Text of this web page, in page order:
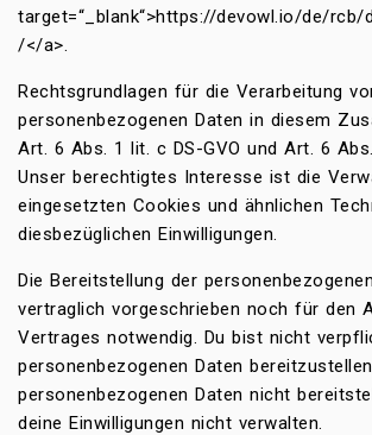
target=“_blank“>https://devowl.io/de/rcb/
/</a>.
Rechtsgrundlagen für die Verarbeitung
personenbezogenen Daten in diesem
Art. 6 Abs. 1 lit. c DS-GVO und Art. 6
Unser berechtigtes Interesse ist die
eingesetzten Cookies und ähnlichen
diesbezüglichen Einwilligungen.
Die Bereitstellung der
vertraglich vorgeschrieben noch für den
Vertrages notwendig. Du bist nicht
personenbezogenen Daten
personenbezogenen Daten nicht
deine Einwilligungen nicht verwalten.